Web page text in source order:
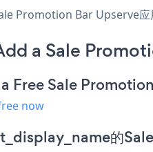
Promotion Bar Upserve应
a Sale
Free Sale
now
的